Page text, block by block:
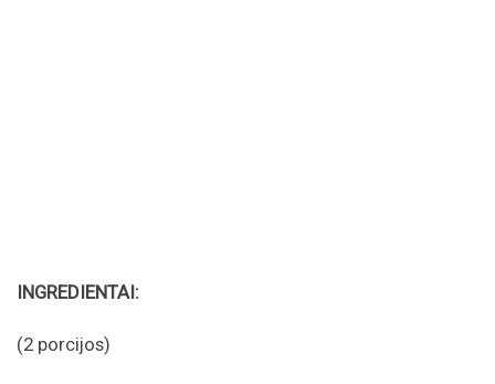
INGREDIENTAI:
(2 porcijos)